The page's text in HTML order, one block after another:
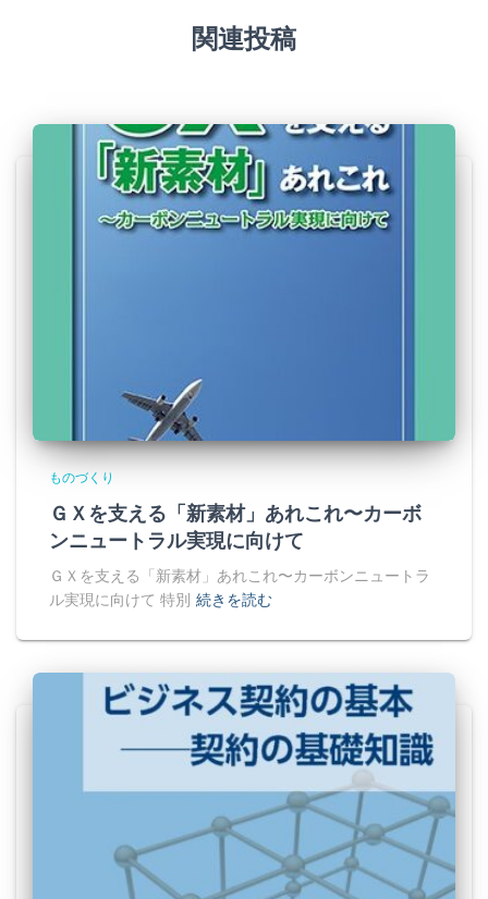
関連投稿
ものづくり
ＧＸを支える「新素材」あれこれ〜カーボ
ンニュートラル実現に向けて
ＧＸを支える「新素材」あれこれ〜カーボンニュートラ
ル実現に向けて 特別 続きを読む